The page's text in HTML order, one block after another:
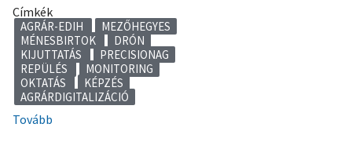
Címkék
AGRÁR-EDIH
MEZŐHEGYES
MÉNESBIRTOK
DRÓN
KIJUTTATÁS
PRECISIONAG
REPÜLÉS
MONITORING
OKTATÁS
KÉPZÉS
AGRÁRDIGITALIZÁCIÓ
Tovább